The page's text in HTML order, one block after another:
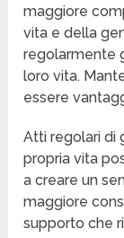
maggiore
vita e della
regolarmente
loro vita.
essere
Atti regolari di
propria vita
a creare un
maggiore
supporto che